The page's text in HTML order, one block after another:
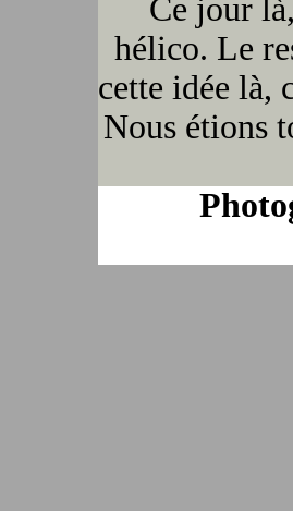
Ce jour
hélico. Le
cette idée là,
Nous étions